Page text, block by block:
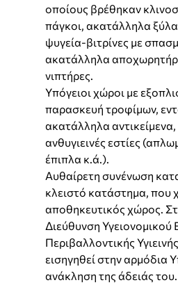
οποίους βρέθηκαν
πάγκοι, ακατάλληλα
ψυγεία-βιτρίνες με
ακατάλληλα
νιπτήρες.
Υπόγειοι χώροι με
παρασκευή τροφίμων,
ακατάλληλα
ανθυγιεινές εστίες
έπιπλα κ.ά.).
Αυθαίρετη συνένωση
κλειστό κατάστημα, που
αποθηκευτικός χώρος.
Διεύθυνση Υγειονομικού
Περιβαλλοντικής
εισηγηθεί στην αρμόδια
ανάκληση της άδειάς του.